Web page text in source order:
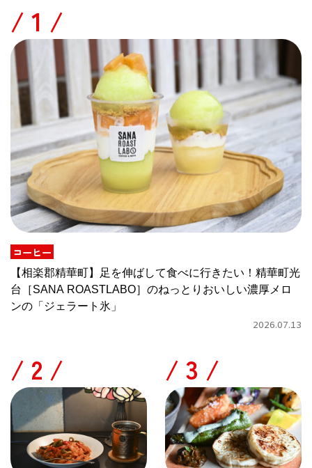
/
コーヒー
【相楽郡精華町】足を伸ばして食べに行きたい！精華町光
台［SANA ROASTLABO］のねっとりおいしい濃厚メロ
ンの「ジェラート氷」
2026.07.13
/ /